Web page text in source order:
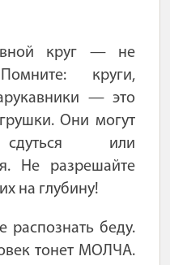
круг — не
круги,
— это
Они могут
или
Не разрешайте
на глубину!
распознать беду.
тонет МОЛЧА.